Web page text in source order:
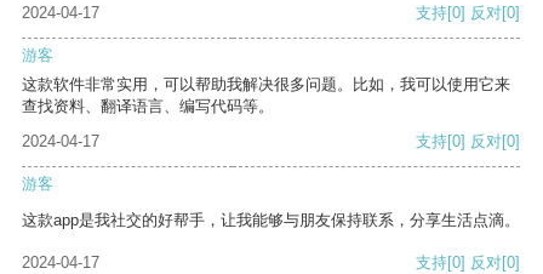
2024-04-17 支持[0] 反对[0]
游客
这款软件非常实用，可以帮助我解决很多问题。比如，我可以使用它来
查找资料、翻译语言、编写代码等。
2024-04-17
支持[0] 反对[0]
游客
这款app是我社交的好帮手，让我能够与朋友保持联系，分享生活点滴。
2024-04-17 支持[0] 反对[0]